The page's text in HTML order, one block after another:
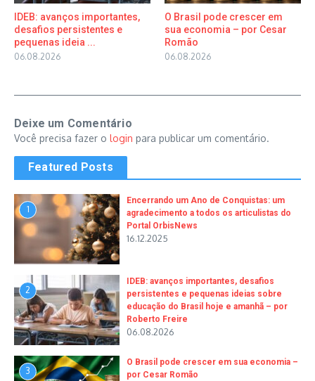
IDEB: avanços importantes,
desafios persistentes e
pequenas ideia ...
06.08.2026
O Brasil pode crescer em
sua economia – por Cesar
Romão
06.08.2026
Deixe um Comentário
Você precisa fazer o login para publicar um comentário.
Featured Posts
1
Encerrando um Ano de Conquistas: um
agradecimento a todos os articulistas do
Portal OrbisNews
16.12.2025
2
IDEB: avanços importantes, desafios
persistentes e pequenas ideias sobre
educação do Brasil hoje e amanhã – por
Roberto Freire
06.08.2026
3
O Brasil pode crescer em sua economia –
por Cesar Romão